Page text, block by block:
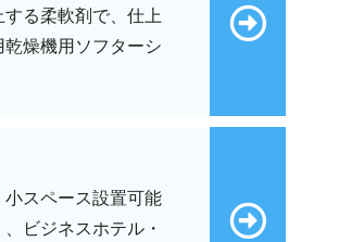
る柔軟剤で、仕上
燥機用ソフターシ
スペース設置可能
ビジネスホテル・